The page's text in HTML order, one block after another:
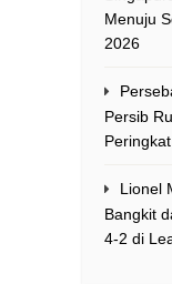
Menuju
2026
Persib
Lionel
Bangkit
4-2 di